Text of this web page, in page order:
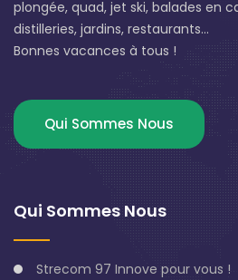
plongée, quad, jet ski, balades en
distilleries, jardins, restaurants...
Bonnes vacances à tous !
Qui Sommes Nous
Qui Sommes Nous
Strecom 97 Innove pour vous !